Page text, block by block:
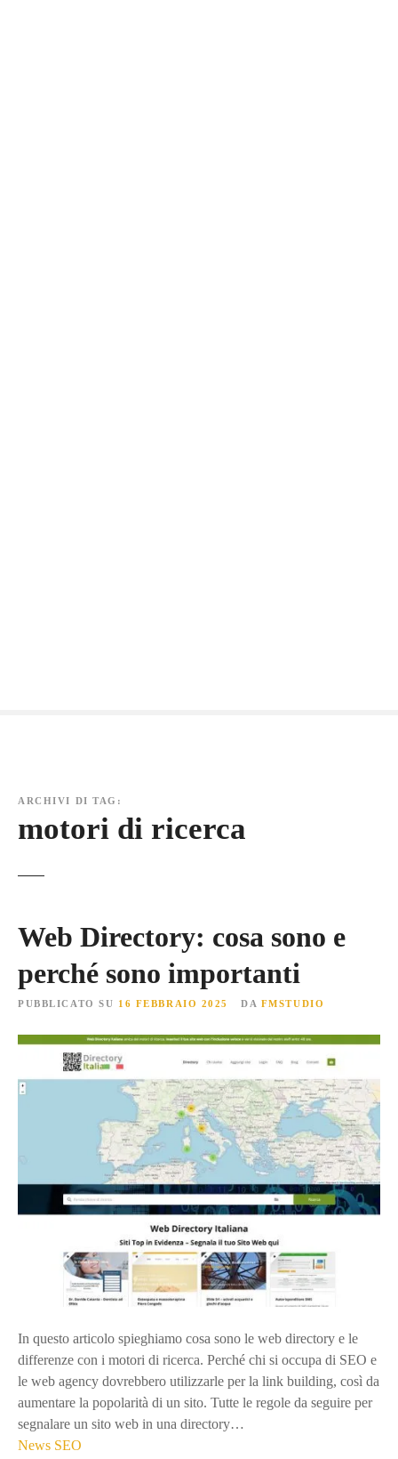
ARCHIVI DI TAG:
motori di ricerca
Web Directory: cosa sono e
perché sono importanti
PUBBLICATO SU 16 FEBBRAIO 2025 DA FMSTUDIO
In questo articolo spieghiamo cosa sono le web directory e le
differenze con i motori di ricerca. Perché chi si occupa di SEO e
le web agency dovrebbero utilizzarle per la link building, così da
aumentare la popolarità di un sito. Tutte le regole da seguire per
segnalare un sito web in una directory…
News SEO